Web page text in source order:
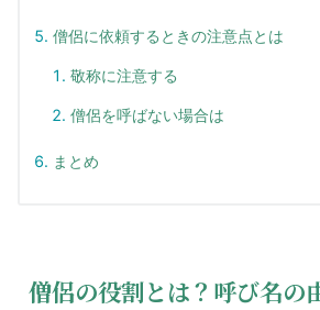
僧侶に依頼するときの注意点とは
敬称に注意する
僧侶を呼ばない場合は
まとめ
僧侶の役割とは？呼び名の